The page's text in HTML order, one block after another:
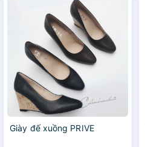
Giày đế xuồng PRIVE